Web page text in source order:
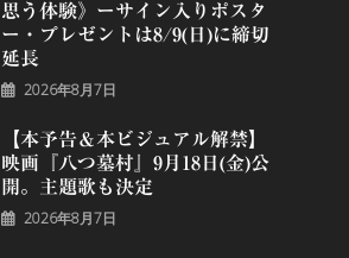
思う体験》ーサイン入りポスタ
ー・プレゼントは8/9(日)に締切
延長
2026年8月7日
【本予告＆本ビジュアル解禁】
映画『八つ墓村』9月18日(金)公
開。主題歌も決定
2026年8月7日